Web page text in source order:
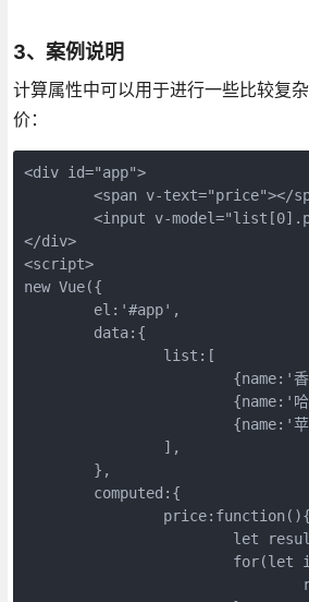
3、案例说明
计算属性中可以用于进行一些比较复
价：
<div id="app">
<span v-text="price"></
<input v-
</div>
<script>
new Vue({
	el:'#app',
	data:{
		list:[
		],
	},
	computed:{
		price:function(){
let